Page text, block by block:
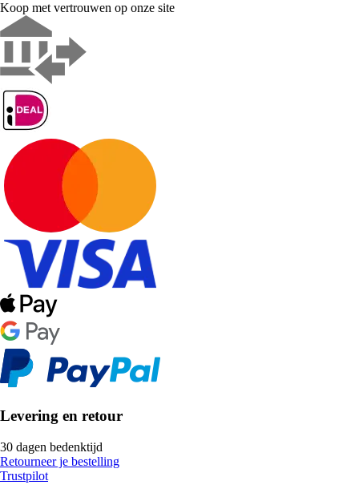
Koop met vertrouwen op onze site
Levering en retour
30 dagen bedenktijd
Retourneer je bestelling
Trustpilot